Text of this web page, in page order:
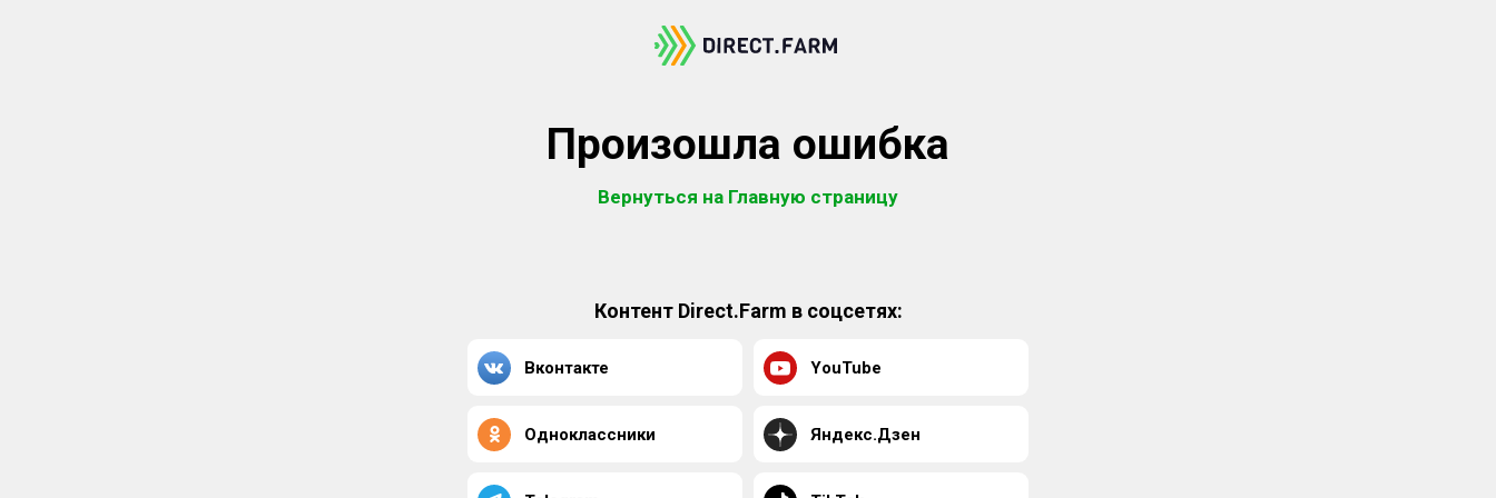
Произошла ошибка
Вернуться на Главную страницу
Контент Direct.Farm в соцсетях:
Вконтакте YouTube
Одноклассники Яндекс.Дзен